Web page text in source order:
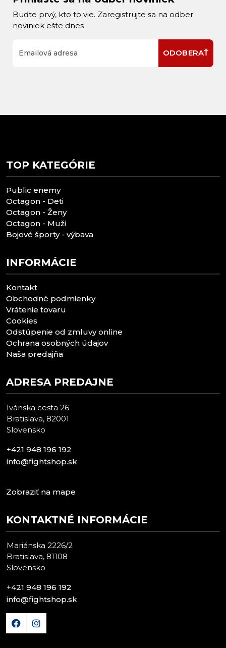
Buďte prvý, kto to vie. Zaregistrujte sa na odber
noviniek ešte dnes
ODOBERAŤ
TOP KATEGÓRIE
Public enemy
Octagon - Deti
Octagon - Ženy
Octagon - Muži
Bojové športy - výbava
INFORMÁCIE
Kontakt
Obchodné podmienky
Vrátenie tovaru
Cookies
Odstúpenie od zmluvy online
Ochrana osobných údajov
Naša predajňa
ADRESA PREDAJNE
Ivánska cesta 26
Bratislava, 82001
Slovensko
+421 948 196 192
info@fightshop.sk
Zobraziť na mape
KONTAKTNÉ INFORMÁCIE
Mariánska 2226/2
Bratislava, 81108
Slovensko
+421 948 196 192
info@fightshop.sk